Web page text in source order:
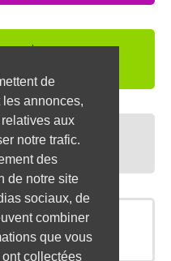
de
annonces,
aux
notre trafic.
des
de notre site
sociaux, de
combiner
que vous
collectées